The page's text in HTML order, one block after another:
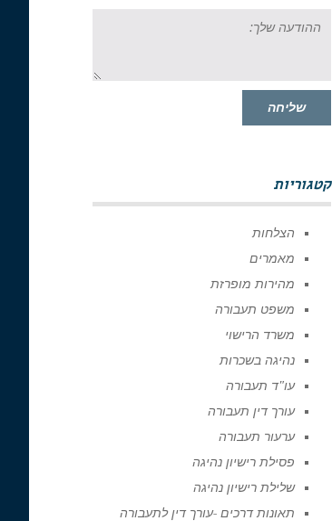
שלך:
שליחה
קטגוריות
הצלחות
מאמרים
מהירות מופרזת
משפט תעבורה
משרד הרישוי
נהיגה בשכרות
עו"ד תעבורה
עורך דין תעבורה
ערעור תעבורה
פסילת רישיון נהיגה
שלילת רישיון נהיגה
תאונות דרכים -עורך דין לתעבורה